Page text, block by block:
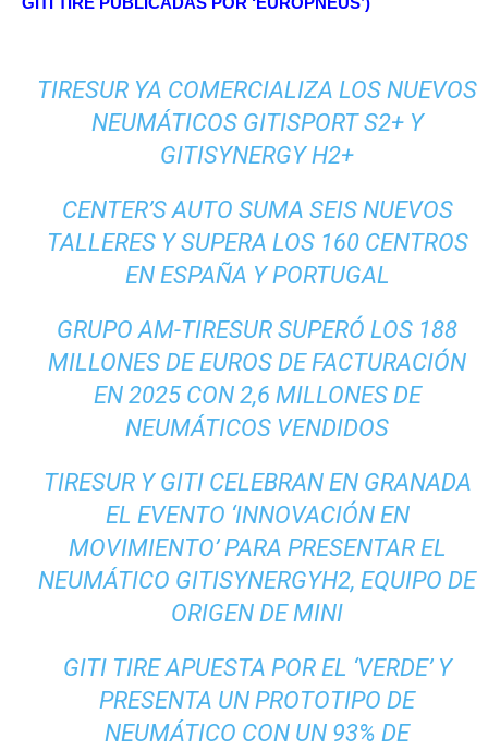
TIRESUR YA COMERCIALIZA LOS NUEVOS
NEUMÁTICOS GITISPORT S2+ Y
GITISYNERGY H2+
CENTER’S AUTO SUMA SEIS NUEVOS
TALLERES Y SUPERA LOS 160 CENTROS
EN ESPAÑA Y PORTUGAL
GRUPO AM-TIRESUR SUPERÓ LOS 188
MILLONES DE EUROS DE FACTURACIÓN
EN 2025 CON 2,6 MILLONES DE
NEUMÁTICOS VENDIDOS
TIRESUR Y GITI CELEBRAN EN GRANADA
EL EVENTO ‘INNOVACIÓN EN
MOVIMIENTO’ PARA PRESENTAR EL
NEUMÁTICO GITISYNERGYH2, EQUIPO DE
ORIGEN DE MINI
GITI TIRE APUESTA POR EL ‘VERDE’ Y
PRESENTA UN PROTOTIPO DE
NEUMÁTICO CON UN 93% DE